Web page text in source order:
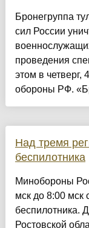
Бронегруппа
сил России
проведения
этом в
обороны РФ.
Над тремя
беспилотника
Минобороны
мск до 8:00
беспилотника.
Ростовской